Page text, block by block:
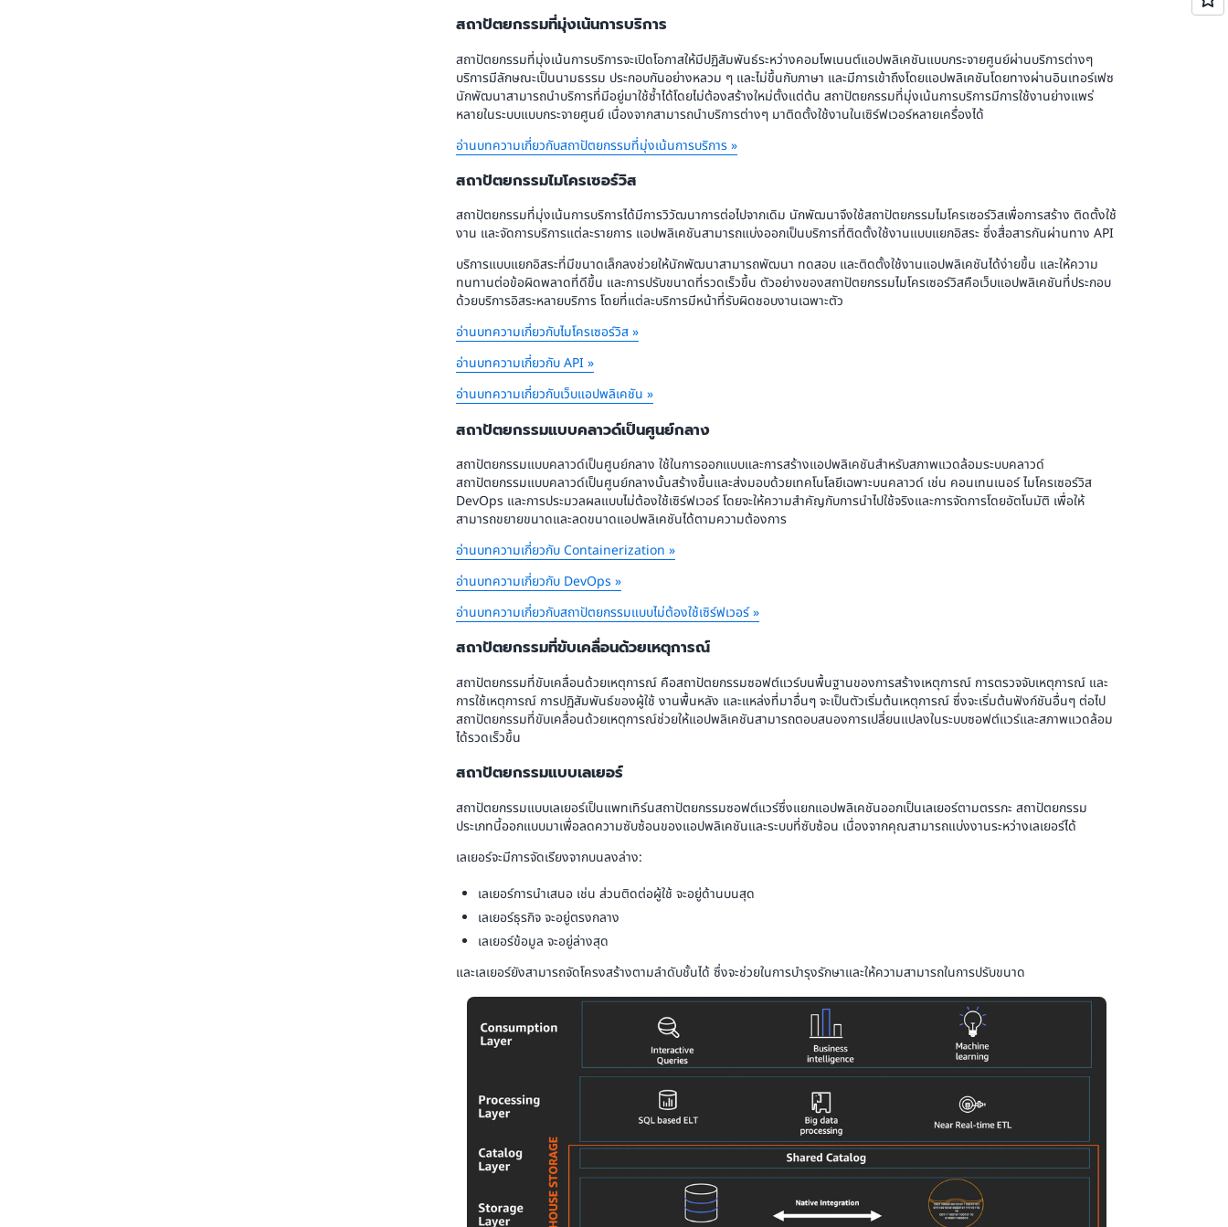
สถาปัตยกรรมที่มุ่งเน้นการบริการ
สถาปัตยกรรมที่มุ่งเน้นการบริการจะเปิดโอกาสให้มีปฏิสัมพันธ์ระหว่างคอมโพเนนต์แอปพลิเคชันแบบกระจายศูนย์ผ่านบริการต่างๆ
บริการมีลักษณะเป็นนามธรรม ประกอบกันอย่างหลวม ๆ และไม่ขึ้นกับภาษา และมีการเข้าถึงโดยแอปพลิเคชันโดยทางผ่านอินเทอร์เฟซ
นักพัฒนาสามารถนำบริการที่มีอยู่มาใช้ซ้ำได้โดยไม่ต้องสร้างใหม่ตั้งแต่ต้น สถาปัตยกรรมที่มุ่งเน้นการบริการมีการใช้งานย่างแพร่
หลายในระบบแบบกระจายศูนย์ เนื่องจากสามารถนำบริการต่างๆ มาติดตั้งใช้งานในเซิร์ฟเวอร์หลายเครื่องได้
อ่านบทความเกี่ยวกับสถาปัตยกรรมที่มุ่งเน้นการบริการ »
สถาปัตยกรรมไมโครเซอร์วิส
สถาปัตยกรรมที่มุ่งเน้นการบริการได้มีการวิวัฒนาการต่อไปจากเดิม นักพัฒนาจึงใช้สถาปัตยกรรมไมโครเซอร์วิสเพื่อการสร้าง ติดตั้งใช้
งาน และจัดการบริการแต่ละรายการ แอปพลิเคชันสามารถแบ่งออกเป็นบริการที่ติดตั้งใช้งานแบบแยกอิสระ ซึ่งสื่อสารกันผ่านทาง API
บริการแบบแยกอิสระที่มีขนาดเล็กลงช่วยให้นักพัฒนาสามารถพัฒนา ทดสอบ และติดตั้งใช้งานแอปพลิเคชันได้ง่ายขึ้น และให้ความ
ทนทานต่อข้อผิดพลาดที่ดีขึ้น และการปรับขนาดที่รวดเร็วขึ้น ตัวอย่างของสถาปัตยกรรมไมโครเซอร์วิสคือเว็บแอปพลิเคชันที่ประกอบ
ด้วยบริการอิสระหลายบริการ โดยที่แต่ละบริการมีหน้าที่รับผิดชอบงานเฉพาะตัว
อ่านบทความเกี่ยวกับไมโครเซอร์วิส »
อ่านบทความเกี่ยวกับ API »
อ่านบทความเกี่ยวกับเว็บแอปพลิเคชัน »
สถาปัตยกรรมแบบคลาวด์เป็นศูนย์กลาง
สถาปัตยกรรมแบบคลาวด์เป็นศูนย์กลาง ใช้ในการออกแบบและการสร้างแอปพลิเคชันสำหรับสภาพแวดล้อมระบบคลาวด์
สถาปัตยกรรมแบบคลาวด์เป็นศูนย์กลางนั้นสร้างขึ้นและส่งมอบด้วยเทคโนโลยีเฉพาะบนคลาวด์ เช่น คอนเทนเนอร์ ไมโครเซอร์วิส
DevOps และการประมวลผลแบบไม่ต้องใช้เซิร์ฟเวอร์ โดยจะให้ความสำคัญกับการนำไปใช้จริงและการจัดการโดยอัตโนมัติ เพื่อให้
สามารถขยายขนาดและลดขนาดแอปพลิเคชันได้ตามความต้องการ
อ่านบทความเกี่ยวกับ Containerization »
อ่านบทความเกี่ยวกับ DevOps »
อ่านบทความเกี่ยวกับสถาปัตยกรรมแบบไม่ต้องใช้เซิร์ฟเวอร์ »
สถาปัตยกรรมที่ขับเคลื่อนด้วยเหตุการณ์
สถาปัตยกรรมที่ขับเคลื่อนด้วยเหตุการณ์ คือสถาปัตยกรรมซอฟต์แวร์บนพื้นฐานของการสร้างเหตุการณ์ การตรวจจับเหตุการณ์ และ
การใช้เหตุการณ์ การปฏิสัมพันธ์ของผู้ใช้ งานพื้นหลัง และแหล่งที่มาอื่นๆ จะเป็นตัวเริ่มต้นเหตุการณ์ ซึ่งจะเริ่มต้นฟังก์ชันอื่นๆ ต่อไป
สถาปัตยกรรมที่ขับเคลื่อนด้วยเหตุการณ์ช่วยให้แอปพลิเคชันสามารถตอบสนองการเปลี่ยนแปลงในระบบซอฟต์แวร์และสภาพแวดล้อม
ได้รวดเร็วขึ้น
สถาปัตยกรรมแบบเลเยอร์
สถาปัตยกรรมแบบเลเยอร์เป็นแพทเทิร์นสถาปัตยกรรมซอฟต์แวร์ซึ่งแยกแอปพลิเคชันออกเป็นเลเยอร์ตามตรรกะ สถาปัตยกรรม
ประเภทนี้ออกแบบมาเพื่อลดความซับซ้อนของแอปพลิเคชันและระบบที่ซับซ้อน เนื่องจากคุณสามารถแบ่งงานระหว่างเลเยอร์ได้
เลเยอร์จะมีการจัดเรียงจากบนลงล่าง:
เลเยอร์การนำเสนอ เช่น ส่วนติดต่อผู้ใช้ จะอยู่ด้านบนสุด
เลเยอร์ธุรกิจ จะอยู่ตรงกลาง
เลเยอร์ข้อมูล จะอยู่ล่างสุด
และเลเยอร์ยังสามารถจัดโครงสร้างตามลำดับชั้นได้ ซึ่งจะช่วยในการบำรุงรักษาและให้ความสามารถในการปรับขนาด